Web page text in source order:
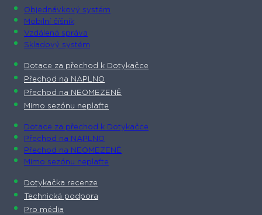
Objednávkový systém
Mobilní číšník
Vzdálená správa
Skladový systém
Dotace za přechod k Dotykačce
Přechod na NAPLNO
Přechod na NEOMEZENĚ
Mimo sezónu neplaťte
Dotace za přechod k Dotykačce
Přechod na NAPLNO
Přechod na NEOMEZENĚ
Mimo sezónu neplaťte
Dotykačka recenze
Technická podpora
Pro média